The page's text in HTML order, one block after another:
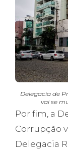
Delegacia de
vai se
Por fim, a
Corrupção
Delegacia